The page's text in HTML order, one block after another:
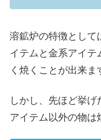
溶鉱炉の特徴として
イテムと金系アイ
く焼くことが出来ま
しかし、先ほど挙
アイテム以外の物は